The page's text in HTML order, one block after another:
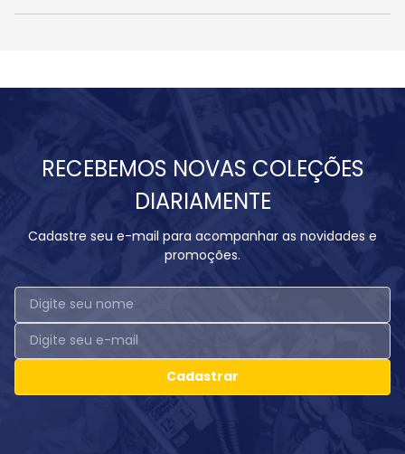
RECEBEMOS NOVAS COLEÇÕES
DIARIAMENTE
Cadastre seu e-mail para acompanhar as novidades e
promoções.
Cadastrar